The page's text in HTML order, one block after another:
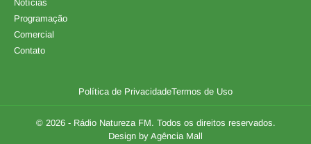
Notícias
Programação
Comercial
Contato
Política de PrivacidadeTermos de Uso
© 2026 - Rádio Natureza FM. Todos os direitos reservados.
Design by Agência Mall